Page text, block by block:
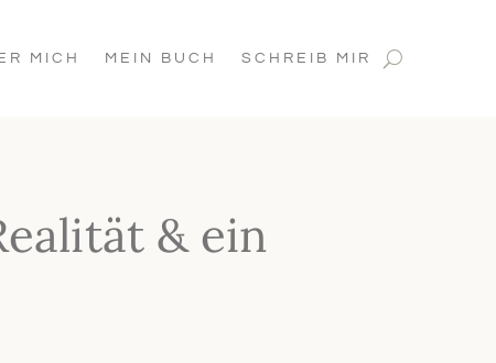
MICH MEIN BUCH SCHREIB MIR
& ein